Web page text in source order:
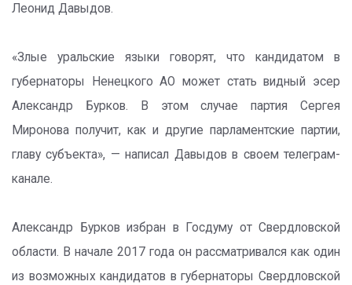
Леонид Давыдов.
«Злые уральские языки говорят, что кандидатом в
губернаторы Ненецкого АО может стать видный эсер
Александр Бурков. В этом случае партия Сергея
Миронова получит, как и другие парламентские партии,
главу субъекта», — написал Давыдов в своем телеграм-
канале.
Александр Бурков избран в Госдуму от Свердловской
области. В начале 2017 года он рассматривался как один
из возможных кандидатов в губернаторы Свердловской